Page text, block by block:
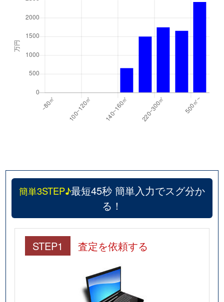
簡単3STEP♪最短45秒 簡単入力でスグ分か
る！
STEP1 査定を依頼する